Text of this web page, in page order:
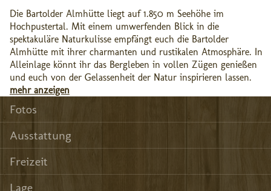
Die Bartolder Almhütte liegt auf 1.850 m Seehöhe im
Hochpustertal. Mit einem umwerfenden Blick in die
spektakuläre Naturkulisse empfängt euch die Bartolder
Almhütte mit ihrer charmanten und rustikalen Atmosphäre. In
Alleinlage könnt ihr das Bergleben in vollen Zügen genießen
und euch von der Gelassenheit der Natur inspirieren lassen.
mehr anzeigen
Fotos
Ausstattung
Freizeit
Lage